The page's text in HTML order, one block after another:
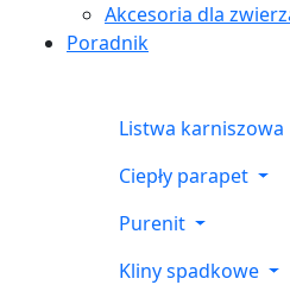
Akcesoria dla
Poradnik
Listwa karniszowa
Ciepły parapet
Purenit
Kliny spadkowe